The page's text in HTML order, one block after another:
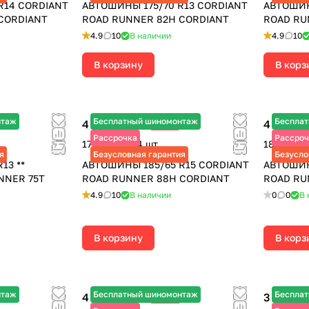
CORDIANT
АВТОШИНЫ 175/70 R13 CORDIANT
ROAD RUNNER 82H CORDIANT
4.9 10 В наличии
В корзину
ROAD
4.9 10
В
**
75T
Бесплатный шиномонтаж
Рассрочка
Безусловная гарантия
4 345 ₽4 940 ₽ -12%
17 380 ₽ за 4 шт.
АВТОШИНЫ 185/65 R15 CORDIANT
ROAD RUNNER 88H CORDIANT
4.9 10 В наличии
В корзину
4 710 ₽6
18 840 ₽
ROAD
0 0 В
В
Бесплатный шиномонтаж
4 260 ₽5 680 ₽ -25% 3 730 ₽4